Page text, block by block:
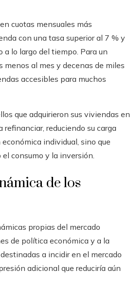
cuotas mensuales más
con una tasa superior al 7 % y
lo largo del tiempo. Para un
al mes y decenas de miles
accesibles para muchos
que adquirieron sus viviendas en
reduciendo su carga
individual, sino que
consumo y la inversión.
de los
propias del mercado
de política económica y a la
a incidir en el mercado
adicional que reduciría aún